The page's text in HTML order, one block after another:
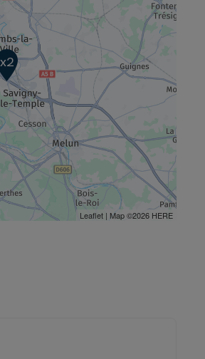
x2
Leaflet| Map ©2026 HERE